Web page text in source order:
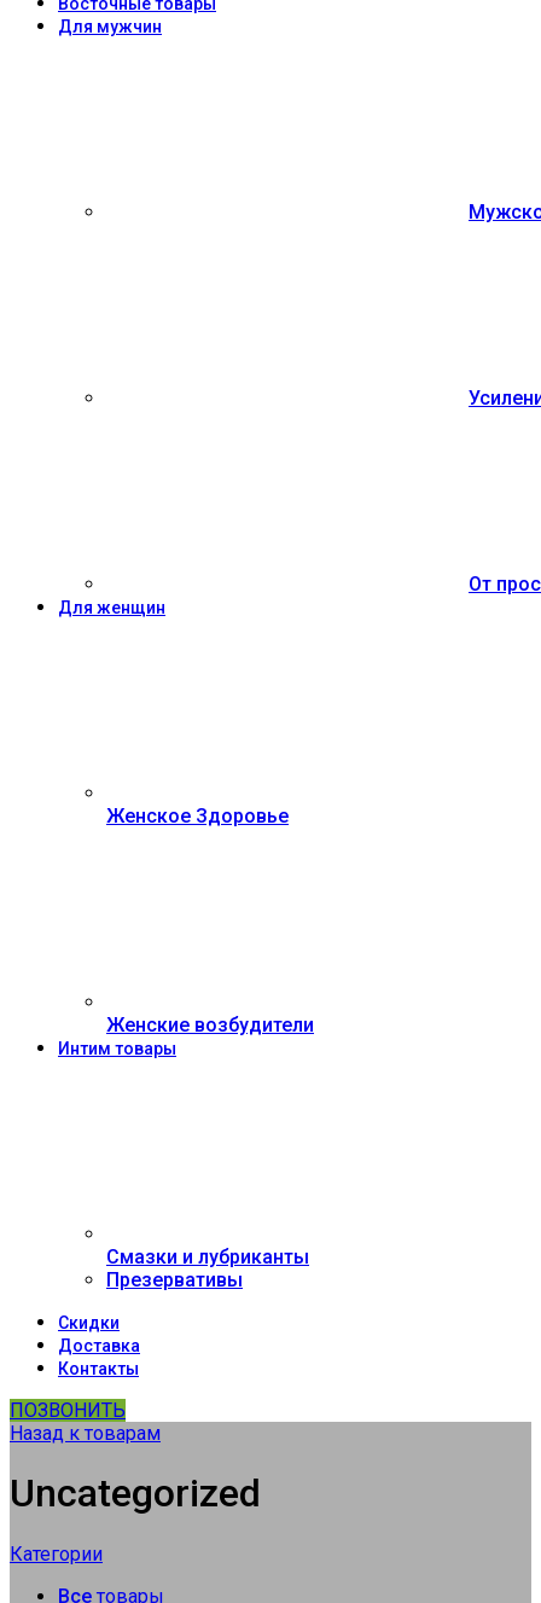
Для мужчин
От
Для женщин
Женское Здоровье
Женские возбудители
Интим товары
Смазки и лубриканты
Презервативы
Скидки
Доставка
Контакты
ПОЗВОНИТЬ
Назад к товарам
Uncategorized
Категории
Все товары